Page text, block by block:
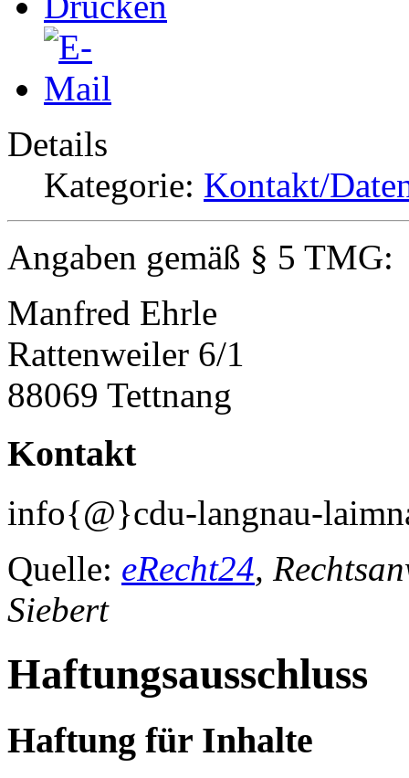
Details
Kategorie: Kontakt/
Angaben gemäß § 5 TMG:
Manfred Ehrle
Rattenweiler 6/1
88069 Tettnang
Kontakt
info{@}cdu-langnau-
Quelle: eRecht24,
Siebert
Haftungsausschluss
Haftung für Inhalte